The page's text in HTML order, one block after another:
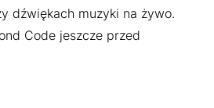
dźwiękach muzyki na żywo.
Code jeszcze przed